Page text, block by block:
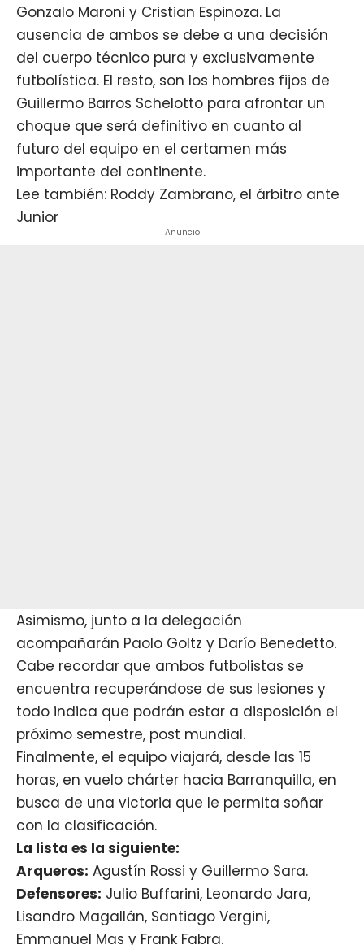
Gonzalo Maroni y Cristian Espinoza. La
ausencia de ambos se debe a una decisión
del cuerpo técnico pura y exclusivamente
futbolística. El resto, son los hombres fijos de
Guillermo Barros Schelotto para afrontar un
choque que será definitivo en cuanto al
futuro del equipo en el certamen más
importante del continente.
Lee también: Roddy Zambrano, el árbitro ante
Junior
Anuncio
Asimismo, junto a la delegación
acompañarán Paolo Goltz y Darío Benedetto.
Cabe recordar que ambos futbolistas se
encuentra recuperándose de sus lesiones y
todo indica que podrán estar a disposición el
próximo semestre, post mundial.
Finalmente, el equipo viajará, desde las 15
horas, en vuelo chárter hacia Barranquilla, en
busca de una victoria que le permita soñar
con la clasificación.
La lista es la siguiente:
Arqueros: Agustín Rossi y Guillermo Sara.
Defensores: Julio Buffarini, Leonardo Jara,
Lisandro Magallán, Santiago Vergini,
Emmanuel Mas y Frank Fabra.